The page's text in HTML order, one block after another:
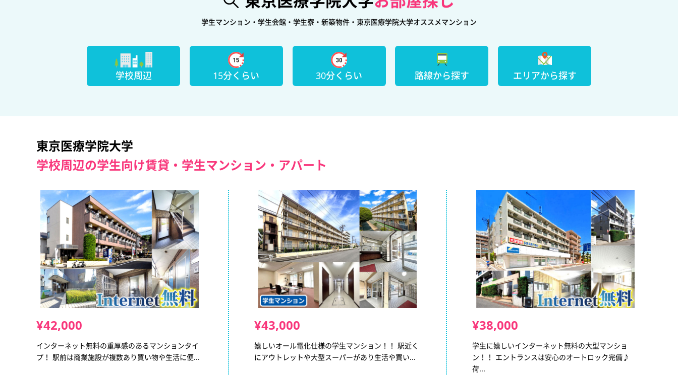
学生マンション・学生会館・学生寮・新築物件・東京医療学院大学オススメマンション
学校周辺 15分くらい 30分くらい 路線から探す エリアから探す
東京医療学院大学
学校周辺の学生向け賃貸・学生マンション・アパート
¥42,000
インターネット無料の重厚感のあるマンションタイ
プ！ 駅前は商業施設が複数あり買い物や生活に便...
¥43,000
嬉しいオール電化仕様の学生マンション！！ 駅近く
にアウトレットや大型スーパーがあり生活や買い...
¥38,000
学生に嬉しいインターネット無料の大型マンショ
ン！！ エントランスは安心のオートロック完備♪
荷...